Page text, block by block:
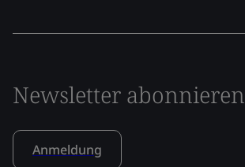
Newsletter abonnieren
Anmeldung